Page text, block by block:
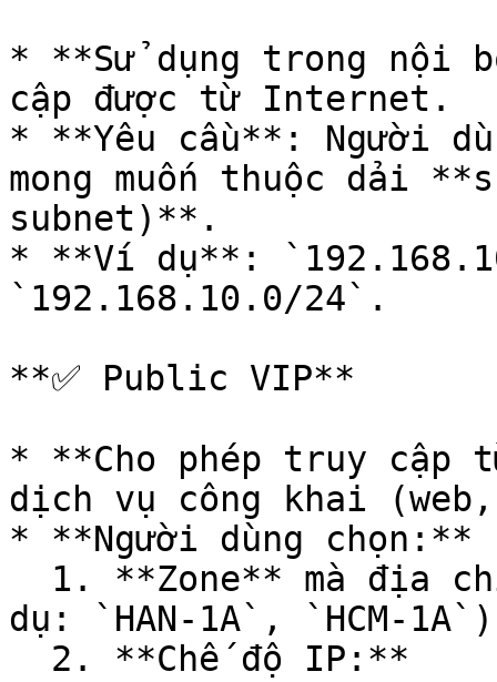
* **Sử dụng trong nội
cập được từ Internet.
* **Yêu cầu**: Người
mong muốn thuộc dải
subnet)**.
* **Ví dụ**:
`192.168.10.0/24`.
**✅ Public VIP**
* **Cho phép truy cập
dịch vụ công khai
* **Người dùng chọn:**
dụ: `HAN-1A`, `HCM-